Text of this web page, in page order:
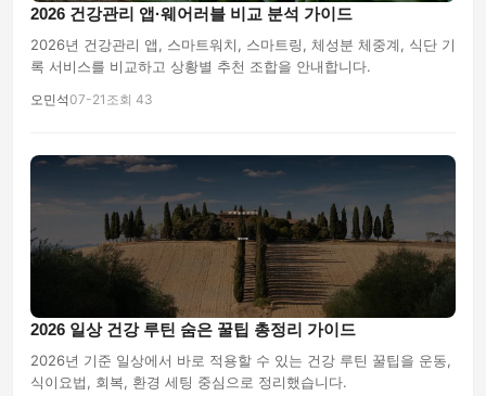
2026 건강관리 앱·웨어러블 비교 분석 가이드
2026년 건강관리 앱, 스마트워치, 스마트링, 체성분 체중계, 식단 기
록 서비스를 비교하고 상황별 추천 조합을 안내합니다.
오민석07-21 조회 43
2026 일상 건강 루틴 숨은 꿀팁 총정리 가이드
2026년 기준 일상에서 바로 적용할 수 있는 건강 루틴 꿀팁을 운동,
식이요법, 회복, 환경 세팅 중심으로 정리했습니다.